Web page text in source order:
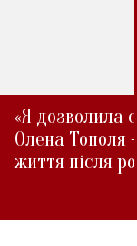
«Я дозволила
Олена Тополя
життя після